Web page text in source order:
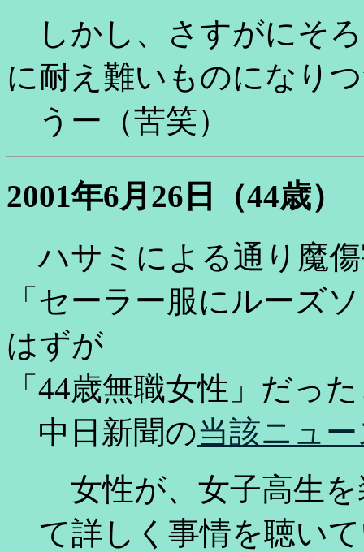
しかし、さすがにそ
に耐え難いものになり
うー（苦笑）
2001年6月26日（44歳）
ハサミによる通り魔
「セーラー服にルーズ
はずが
「44歳無職女性」だっ
中日新聞の当該ニュ
女性が、女子高生
て詳しく事情を聴い